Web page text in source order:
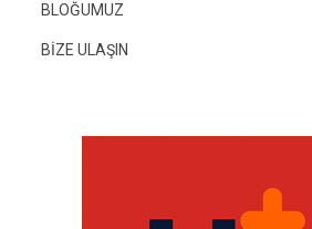
BLOĞUMUZ
BİZE ULAŞIN